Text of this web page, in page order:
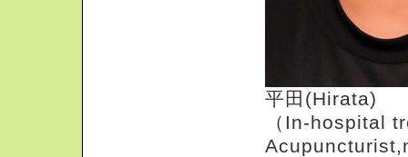
平田(Hirata)
（In-hospital